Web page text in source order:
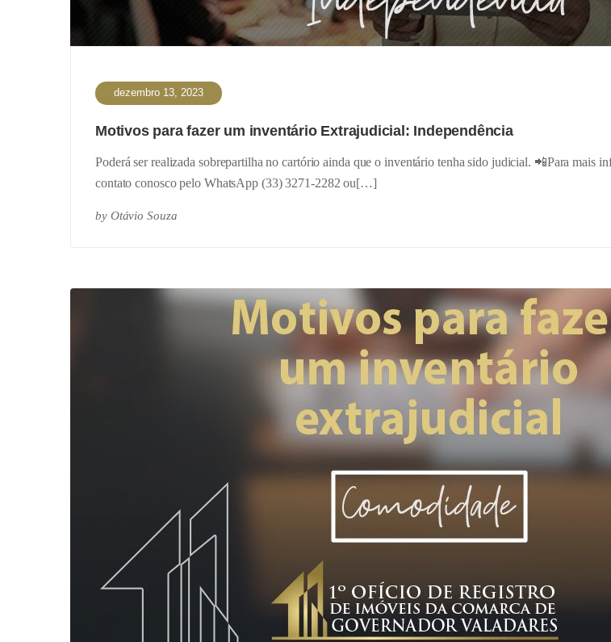
dezembro 13, 2023
Motivos para fazer um inventário Extrajudicial: Independência
Poderá ser realizada sobrepartilha no cartório ainda que o inventário tenha sido judicial. 📲Para mais
contato conosco pelo WhatsApp (33) 3271-2282 ou[…]
by Otávio Souza